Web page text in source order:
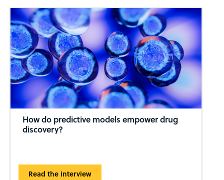
How do predictive models empower drug
discovery?
Read the interview